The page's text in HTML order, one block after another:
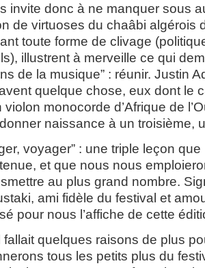
invite donc à ne manquer sous
de virtuoses du chaâbi algérois
toute forme de clivage
illustrent à merveille ce qui
de la musique” : réunir. Justin
quelque chose, eux dont le
violon monocorde d’Afrique de
naissance à un troisième,
voyager” : une triple leçon que
et que nous nous
au plus grand nombre.
ami fidèle du festival et
pour nous l’affiche de cette
fallait quelques raisons de plus
tous les petits plus du